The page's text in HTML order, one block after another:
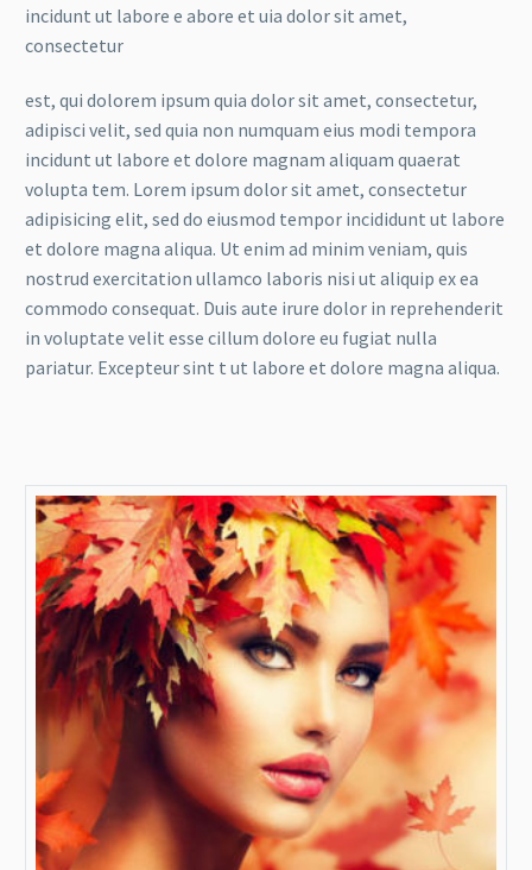
incidunt ut labore e abore et uia dolor sit amet,
consectetur
est, qui dolorem ipsum quia dolor sit amet, consectetur,
adipisci velit, sed quia non numquam eius modi tempora
incidunt ut labore et dolore magnam aliquam quaerat
volupta tem. Lorem ipsum dolor sit amet, consectetur
adipisicing elit, sed do eiusmod tempor incididunt ut labore
et dolore magna aliqua. Ut enim ad minim veniam, quis
nostrud exercitation ullamco laboris nisi ut aliquip ex ea
commodo consequat. Duis aute irure dolor in reprehenderit
in voluptate velit esse cillum dolore eu fugiat nulla
pariatur. Excepteur sint t ut labore et dolore magna aliqua.